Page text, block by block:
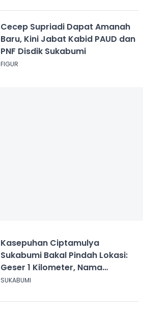
Cecep Supriadi Dapat Amanah
Baru, Kini Jabat Kabid PAUD dan
PNF Disdik Sukabumi
FIGUR
Kasepuhan Ciptamulya
Sukabumi Bakal Pindah Lokasi:
Geser 1 Kilometer, Nama
Kampung Diganti
SUKABUMI